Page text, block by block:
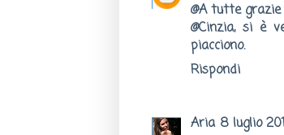
@A tutte
@Cinzia, si è
piacciono.
Rispondi
Aria 8 luglio